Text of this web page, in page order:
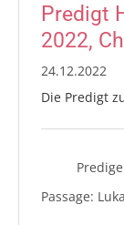
Predigt
2022,
24.12.2022
Die Predigt
Passage: